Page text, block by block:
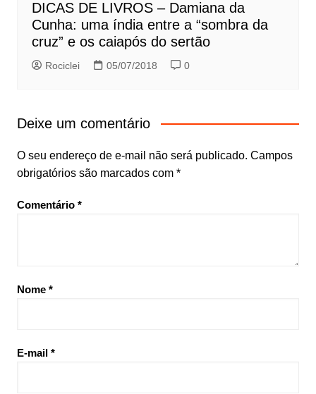
DICAS DE LIVROS – Damiana da
Cunha: uma índia entre a “sombra da
cruz” e os caiapós do sertão
Rociclei 05/07/2018 0
Deixe um comentário
O seu endereço de e-mail não será publicado. Campos
obrigatórios são marcados com *
Comentário *
Nome *
E-mail *